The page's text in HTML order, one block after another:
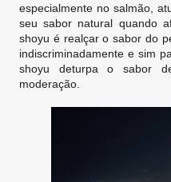
especialmente no salmão,
seu sabor natural quando
shoyu é realçar o sabor do
indiscriminadamente e sim
shoyu deturpa o sabor
moderação.